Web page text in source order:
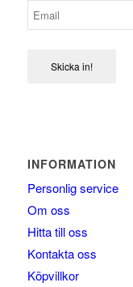
Skicka in!
INFORMATION
Personlig service
Om oss
Hitta till oss
Kontakta oss
Köpvillkor